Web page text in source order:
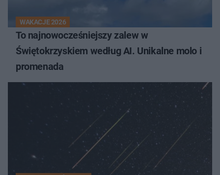
WAKACJE 2026
To najnowocześniejszy zalew w
Świętokrzyskiem według AI. Unikalne molo i
promenada